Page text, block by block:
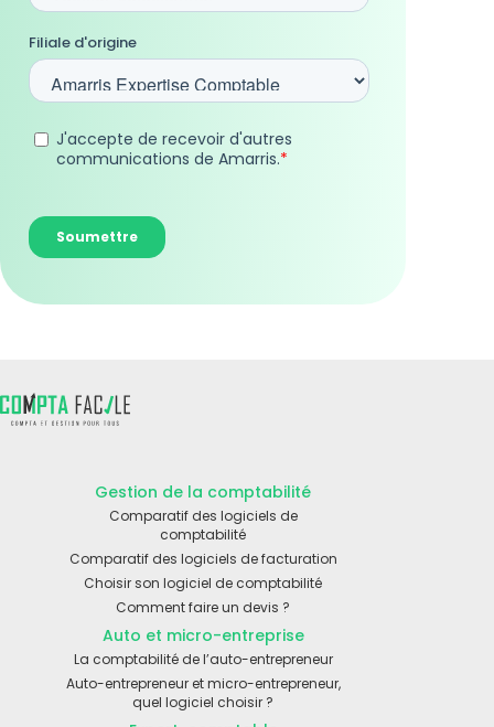
Gestion de la comptabilité
Comparatif des logiciels de
comptabilité
Comparatif des logiciels de facturation
Choisir son logiciel de comptabilité
Comment faire un devis ?
Auto et micro-entreprise
La comptabilité de l’auto-entrepreneur
Auto-entrepreneur et micro-entrepreneur,
quel logiciel choisir ?